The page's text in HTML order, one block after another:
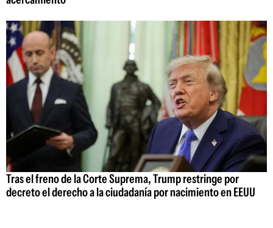
Tras el freno de la Corte Suprema, Trump restringe por
decreto el derecho a la ciudadanía por nacimiento en EEUU